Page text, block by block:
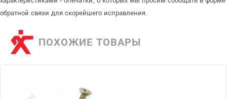
обратной связи для скорейшего исправления.
ПОХОЖИЕ ТОВАРЫ